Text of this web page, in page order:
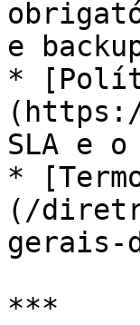
e
*
SLA e
*
(/
gerais-
***